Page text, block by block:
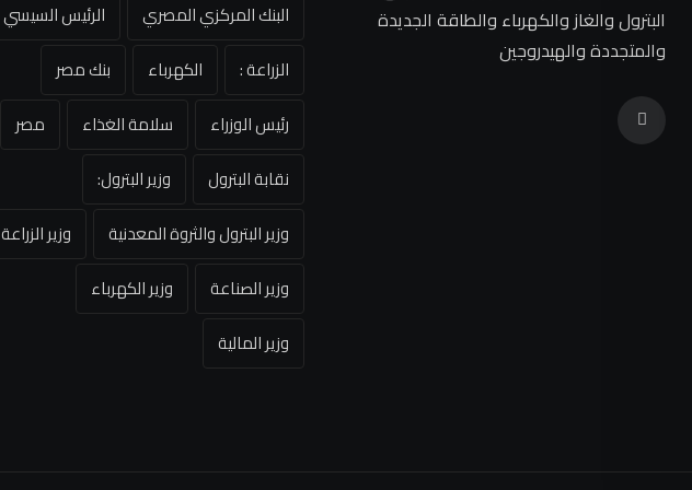
البترول والغاز والكهرباء والطاقة الجديدة
والمتجددة والهيدروجين
البنك المركزي المصري
الرئيس السيسي
الزراعة :
الكهرباء
بنك مصر
رئيس الوزراء
سلامة الغذاء
مصر
نقابة البترول
وزير البترول:
وزير البترول والثروة المعدنية
وزير الزراعة
وزير الصناعة
وزير الكهرباء
وزير المالية